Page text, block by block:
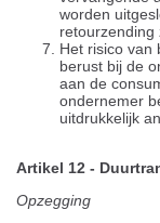
worden
retourzending
Het risico van
berust bij de
aan de
ondernemer
uitdrukkelijk
Artikel 12 -
Opzegging